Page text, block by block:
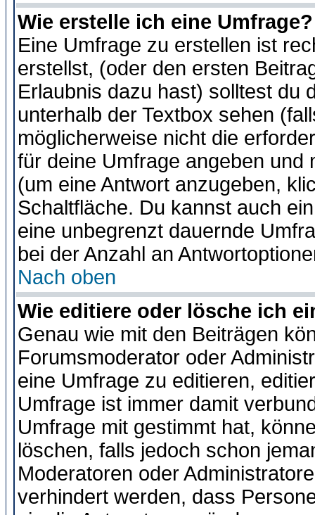
Wie erstelle ich eine Umfrage?
Eine Umfrage zu erstellen ist
erstellst, (oder den ersten
Erlaubnis dazu hast) solltest du
unterhalb der Textbox sehen
möglicherweise nicht die
für deine Umfrage angeben und
(um eine Antwort anzugeben,
Schaltfläche. Du kannst auch
eine unbegrenzt dauernde
bei der Anzahl an
Nach oben
Wie editiere oder lösche ich
Genau wie mit den Beiträgen
Forumsmoderator oder
eine Umfrage zu editieren,
Umfrage ist immer damit
Umfrage mit gestimmt hat,
löschen, falls jedoch schon
Moderatoren oder
verhindert werden, dass